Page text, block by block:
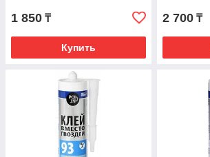
1 850 ₸
Купить
2 700 ₸